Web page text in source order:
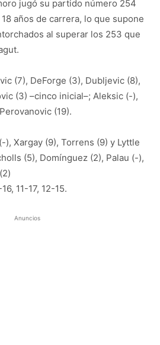
jugó su partido número 254
años de carrera, lo que supone
al superar los 253 que
(7), DeForge (3), Dubljevic (8),
(3) –cinco inicial–; Aleksic (-),
(19).
), Xargay (9), Torrens (9) y Lyttle
(5), Domínguez (2), Palau (-),
11-17, 12-15.
Anuncios